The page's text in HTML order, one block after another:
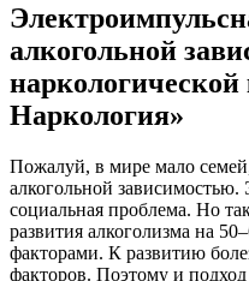
алкогольной
Наркология»
Пожалуй, в мире мало
алкогольной
социальная проблема. Но
развития алкоголизма на
факторами. К развитию
факторов. Поэтому и